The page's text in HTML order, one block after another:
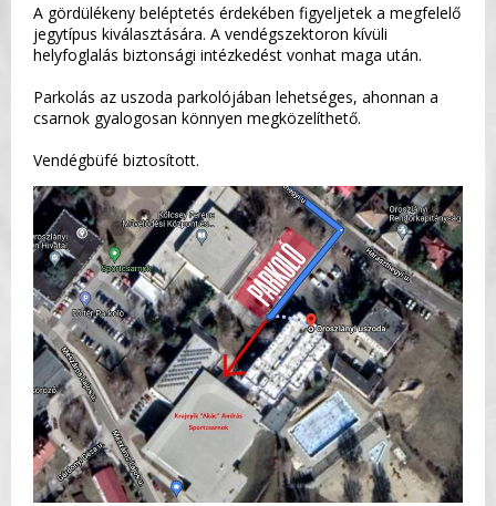
A gördülékeny beléptetés érdekében figyeljetek a megfelelő
jegytípus kiválasztására. A vendégszektoron kívüli
helyfoglalás biztonsági intézkedést vonhat maga után.
Parkolás az uszoda parkolójában lehetséges, ahonnan a
csarnok gyalogosan könnyen megközelíthető.
Vendégbüfé biztosított.